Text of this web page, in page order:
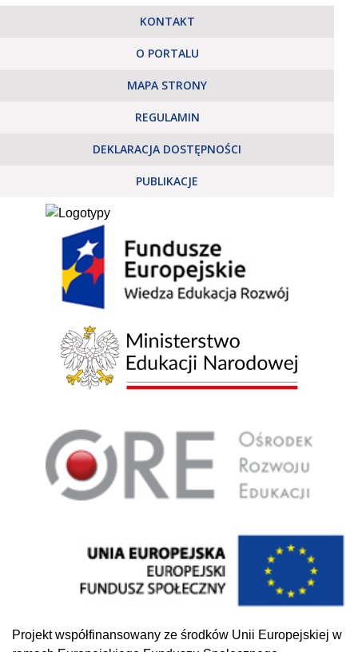
KONTAKT
O PORTALU
MAPA STRONY
REGULAMIN
DEKLARACJA DOSTĘPNOŚCI
PUBLIKACJE
Projekt współfinansowany ze środków Unii Europejskiej w